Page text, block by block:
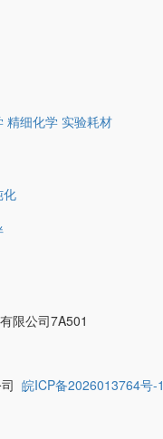
精细化学 实验耗材
化
限公司7A501
皖ICP备2026013764号-1